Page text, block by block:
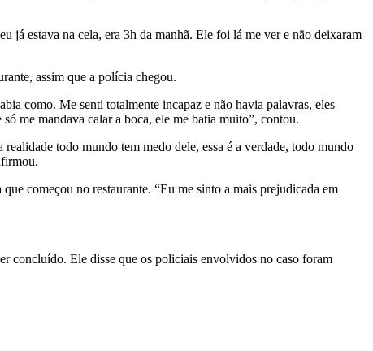
já estava na cela, era 3h da manhã. Ele foi lá me ver e não deixaram
assim que a polícia chegou.
como. Me senti totalmente incapaz e não havia palavras, eles
me mandava calar a boca, ele me batia muito”, contou.
todo mundo tem medo dele, essa é a verdade, todo mundo
começou no restaurante. “Eu me sinto a mais prejudicada em
concluído. Ele disse que os policiais envolvidos no caso foram